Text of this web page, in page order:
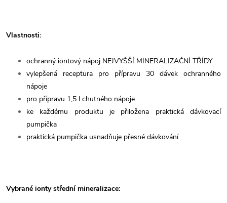
Vlastnosti:
ochranný iontový nápoj NEJVYŠŠÍ MINERALIZAČNÍ TŘÍDY
vylepšená receptura pro přípravu 30 dávek ochranného
nápoje
pro přípravu 1,5 l chutného nápoje
ke každému produktu je přiložena praktická dávkovací
pumpička
praktická pumpička usnadňuje přesné dávkování
Vybrané ionty střední mineralizace: